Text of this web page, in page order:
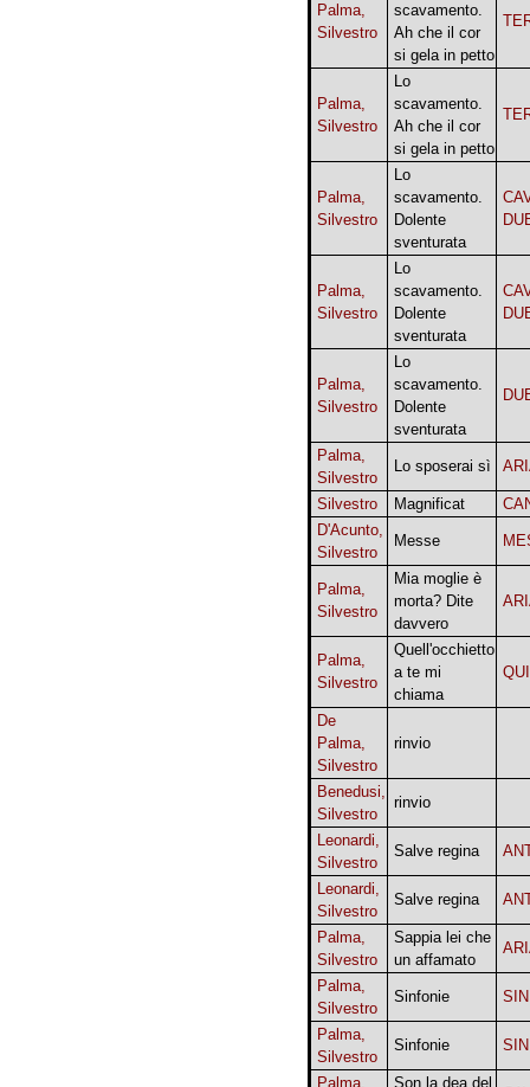
Palma,
Silvestro
scavamento.
Ah che il cor
si gela in petto
Palma,
Silvestro
Lo
scavamento.
Ah che il cor
si gela in petto
Palma,
Silvestro
Lo
scavamento.
Dolente
sventurata
Palma,
Silvestro
Lo
scavamento.
Dolente
sventurata
Palma,
Silvestro
Lo
scavamento.
Dolente
sventurata
Palma,
Silvestro
Lo sposerai sì
Silvestro Magnificat
D'Acunto,
Silvestro
Messe
Palma,
Silvestro
Mia moglie è
morta? Dite
davvero
Palma,
Silvestro
Quell'occhietto
a te mi
chiama
De
Palma,
Silvestro
rinvio
Benedusi,
Silvestro
rinvio
Leonardi,
Silvestro
Salve regina
Leonardi,
Silvestro
Salve regina
Palma,
Silvestro
Sappia lei che
un affamato
Palma,
Silvestro
Sinfonie
Palma,
Silvestro
Sinfonie
Palma,
Son la dea del